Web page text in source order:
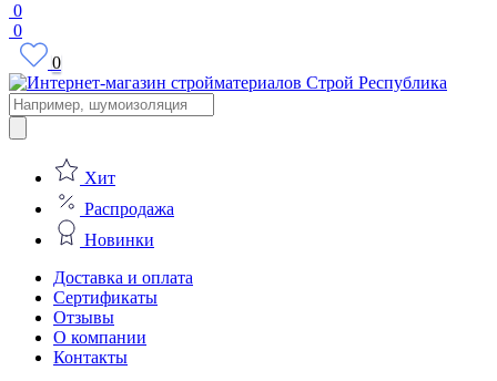
0
0
0
Поиск
товаров
Хит
Распродажа
Новинки
Доставка и оплата
Сертификаты
Отзывы
О компании
Контакты